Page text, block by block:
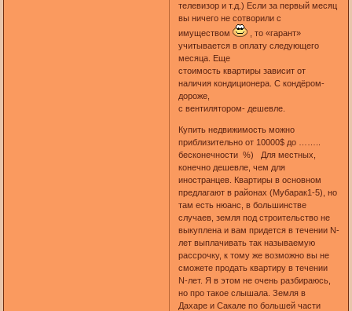
телевизор и т.д.) Если за первый месяц
вы ничего не сотворили с
имуществом
, то «гарант»
учитывается в оплату следующего
месяца. Еще
стоимость квартиры зависит от
наличия кондиционера. С кондёром-
дороже,
с вентилятором- дешевле.
Купить недвижимость можно
приблизительно от 10000$ до ……..
бесконечности %) Для местных,
конечно дешевле, чем для
иностранцев. Квартиры в основном
предлагают в районах (Мубарак1-5), но
там есть нюанс, в большинстве
случаев, земля под строительство не
выкуплена и вам придется в течении N-
лет выплачивать так называемую
рассрочку, к тому же возможно вы не
сможете продать квартиру в течении
N-лет. Я в этом не очень разбираюсь,
но про такое слышала. Земля в
Дахаре и Сакале по большей части